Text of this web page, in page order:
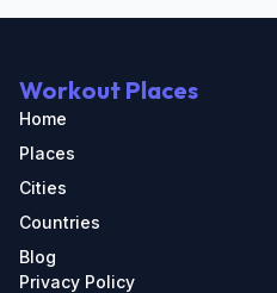
Workout Places
Home
Places
Cities
Countries
Blog
Privacy Policy